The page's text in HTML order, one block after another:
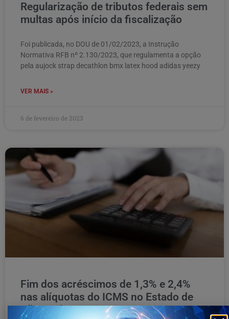
Regularização de tributos federais sem
multas após início da fiscalização
Foi publicada, no DOU de 01/02/2023, a Instrução
Normativa RFB nº 2.130/2023, que regulamenta a opção
pela aujock strap decathlon bmx latex hood adidas yeezy
VER MAIS »
6 de fevereiro de 2023
Fim dos acréscimos de 1,3% e 2,4%
nas alíquotas do ICMS no Estado de
São Paulo